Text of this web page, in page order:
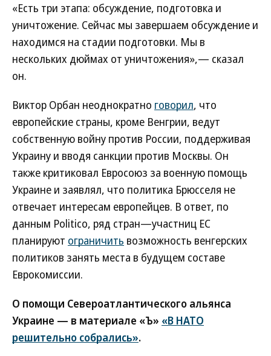
«Есть три этапа: обсуждение, подготовка и
уничтожение. Сейчас мы завершаем обсуждение и
находимся на стадии подготовки. Мы в
нескольких дюймах от уничтожения»,— сказал
он.
Виктор Орбан неоднократно говорил, что
европейские страны, кроме Венгрии, ведут
собственную войну против России, поддерживая
Украину и вводя санкции против Москвы. Он
также критиковал Евросоюз за военную помощь
Украине и заявлял, что политика Брюсселя не
отвечает интересам европейцев. В ответ, по
данным Politico, ряд стран—участниц ЕС
планируют ограничить возможность венгерских
политиков занять места в будущем составе
Еврокомиссии.
О помощи Североатлантического альянса
Украине — в материале «Ъ» «В НАТО
решительно собрались».